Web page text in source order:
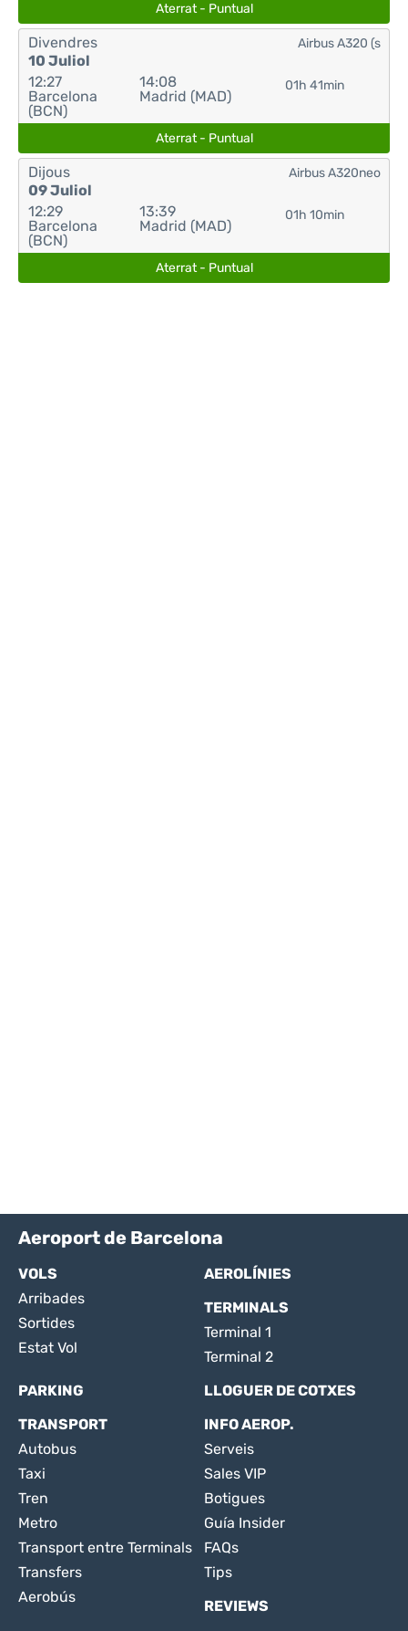
Aterrat - Puntual
Divendres
10 Juliol
12:27
Barcelona
(BCN)
14:08
Madrid (MAD)
01h 41min
Airbus A320 (s
Aterrat - Puntual
Dijous
09 Juliol
12:29
Barcelona
(BCN)
13:39
Madrid (MAD)
01h 10min
Airbus A320neo
Aterrat - Puntual
Aeroport de Barcelona
VOLS
Arribades
Sortides
Estat Vol
AEROLÍNIES
TERMINALS
Terminal 1
Terminal 2
PARKING
LLOGUER DE COTXES
TRANSPORT
Autobus
Taxi
Tren
Metro
Transport entre Terminals
Transfers
Aerobús
INFO AEROP.
Serveis
Sales VIP
Botigues
Guía Insider
FAQs
Tips
REVIEWS